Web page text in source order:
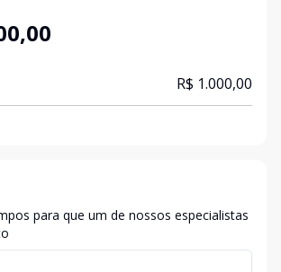
R$ 1.000,00
para que um de nossos especialistas